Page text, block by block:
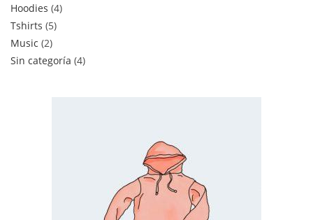
Hoodies 4
Tshirts 5
Music 2
Sin categoría 4